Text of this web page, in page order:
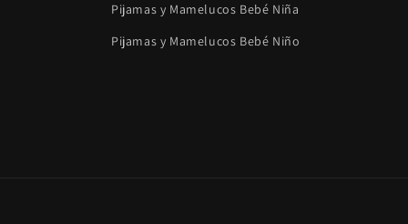
Pijamas y Mamelucos Bebé Niña
Pijamas y Mamelucos Bebé Niño